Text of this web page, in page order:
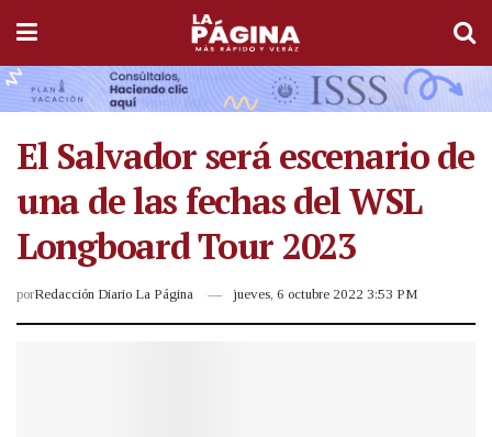
El Salvador será escenario de
una de las fechas del WSL
Longboard Tour 2023
porRedacción Diario La Página jueves, 6 octubre 2022 3:53 PM